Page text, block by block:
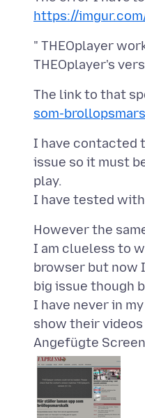
https://
" THEOplayer
The link to that
som-
I have contacted
issue so it must
play.
However the
I am clueless to
browser but now
big issue though
I have never in
Angefügte